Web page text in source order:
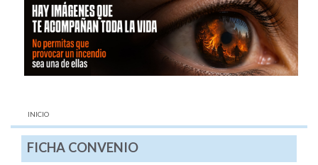
AQUÍ:
INICIO
FICHA CONVENIO